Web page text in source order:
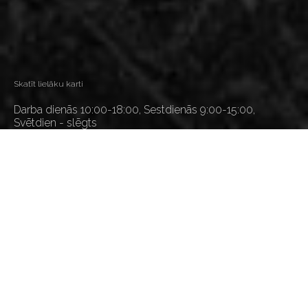
Skatīt lielāku karti
Darba dienās 10:00-18:00, Sestdienās 9:00-15:00,
Svētdien - slēgts